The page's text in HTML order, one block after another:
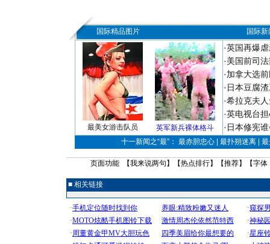
国际精品图片 国际
最美女游击队员 英军新兵裸体格斗
·英国再爆
·美国前司
·加拿大选
· 日本豆腐
·希拉克夫
·英电视台
· 日本修宪
十一新闻之“最”： 最赤胆忠心 | 最扑朔迷离 |
页面功能 【我来说两句 】【热点排行】【推荐】【字体
■ 相关链接